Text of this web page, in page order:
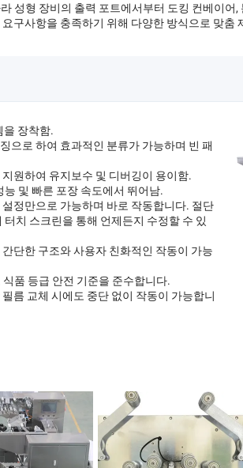
성형 장비의 출력 포트에서부터 도킹 컨베이
구사항을 충족하기 위해 다양한 방식으로 맞춤
을 장착함.
으로 하여 효과적인 분류가 가능하며 빈 패
원하여 유지보수 및 디버깅이 용이함.
및 빠른 포장 속도에서 뛰어남.
정만으로 가능하며 바로 작동합니다. 절단
치 스크린을 통해 언제든지 수정할 수 있
단한 구조와 사용자 친화적인 작동이 가능
품 등급 안전 기준을 준수합니다.
름 교체 시에도 중단 없이 작동이 가능합니